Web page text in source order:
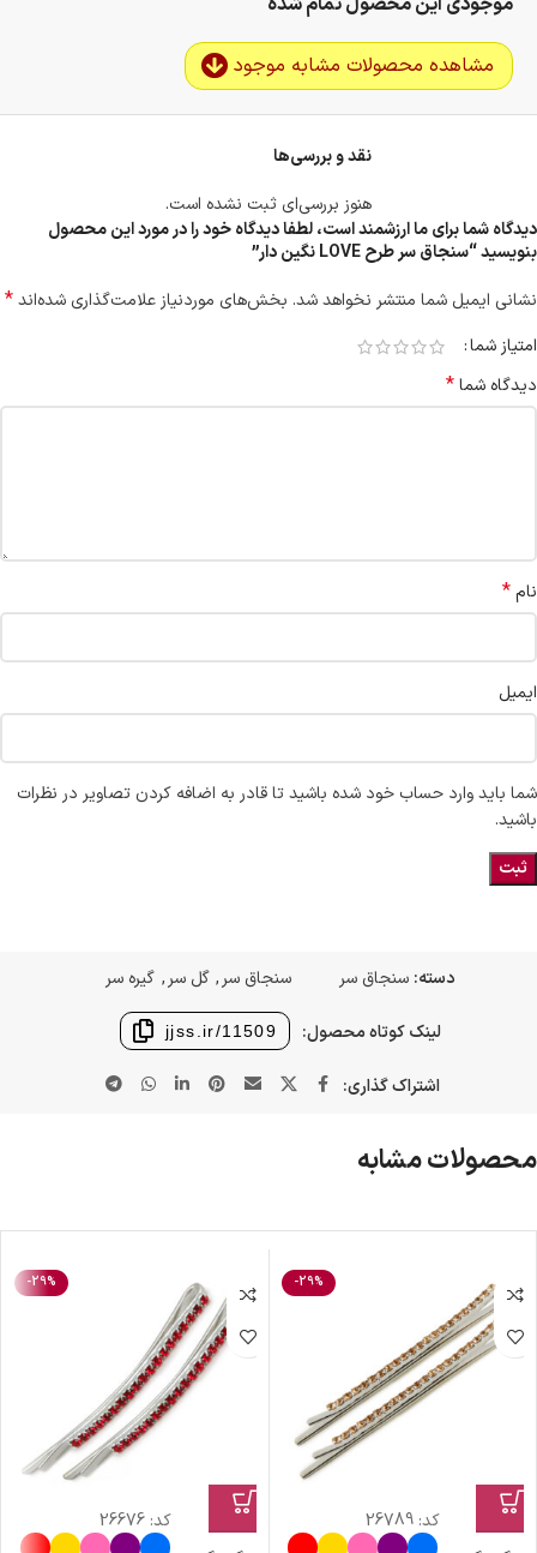
مشاهده محصولات مشابه موجود
نقد و بررسی‌ها
هنوز بررسی‌ای ثبت نشده است.
دیدگاه شما برای ما ارزشمند است، لطفا دیدگاه خود را در مورد این محصول
بنویسید “سنجاق سر طرح LOVE نگین دار”
نشانی ایمیل شما منتشر نخواهد شد. بخش‌های موردنیاز علامت‌گذاری شده‌اند*
امتیاز شما
دیدگاه شما*
نام*
ایمیل
شما باید وارد حساب خود شده باشید تا قادر به اضافه کردن تصاویر در نظرات
باشید.
دسته: سنجاق سر سنجاق سر , گل سر , گیره سر
لینک کوتاه محصول: jjss.ir/11509
اشتراک گذاری:
محصولات مشابه
-29%
کد: 26789
-29%
کد: 26676